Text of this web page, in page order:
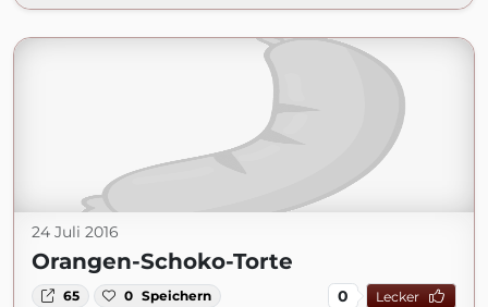
24 Juli 2016
Orangen-Schoko-Torte
65 0 Speichern 0 Lecker